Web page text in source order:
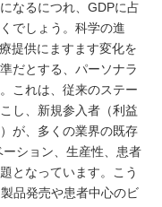
なるにつれ、GDPに占
でしょう。科学の進
提供にますます変化を
だとする、パーソナラ
これは、従来のステー
し、新規参入者（利益
が、多くの業界の既存
ション、生産性、患者
となっています。こう
品発売や患者中心のビ